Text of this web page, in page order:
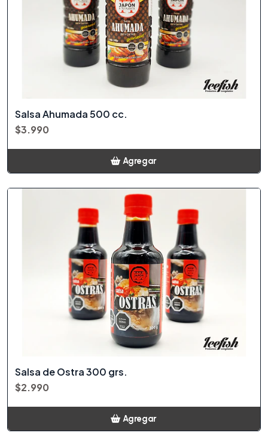
Salsa Ahumada 500 cc.
$3.990
Agregar
Salsa de Ostra 300 grs.
$2.990
Agregar